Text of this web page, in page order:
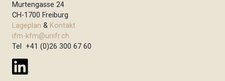
Murtengasse 24
CH-1700 Freiburg
Lageplan & Kontakt
ifm-kfm@unifr.ch
Tel +41 (0)26 300 67 60